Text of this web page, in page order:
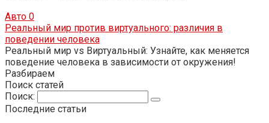
Авто 0
Реальный мир против виртуального: различия в
поведении человека
Реальный мир vs Виртуальный: Узнайте, как меняется
поведение человека в зависимости от окружения!
Разбираем
Поиск статей
Поиск:
Последние статьи